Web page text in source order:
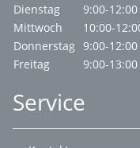
Dienstag
9:00-
Mittwoch
10:00-
Donnerstag 9:00-
Freitag
9:00-
Service